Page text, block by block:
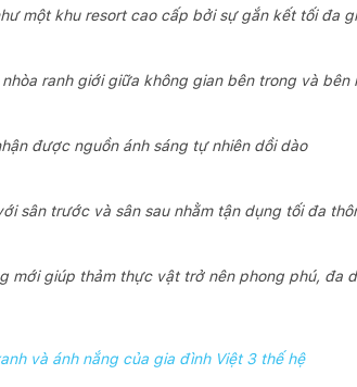
một khu resort cao cấp bởi sự gắn kết tối đa
ranh giới giữa không gian bên trong và bên
được nguồn ánh sáng tự nhiên dồi dào
sân trước và sân sau nhằm tận dụng tối đa
mới giúp thảm thực vật trở nên phong phú, đa
và ánh nắng của gia đình Việt 3 thế hệ